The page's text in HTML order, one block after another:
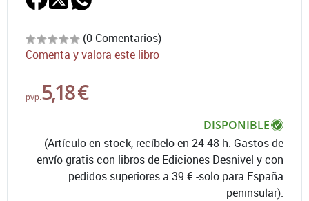
(0 Comentarios)
Comenta y valora este libro
pvp. 5,18 €
DISPONIBLE
(Artículo en stock, recíbelo en 24-48 h. Gastos de
envío gratis con libros de Ediciones Desnivel y con
pedidos superiores a 39 € -solo para España
peninsular).